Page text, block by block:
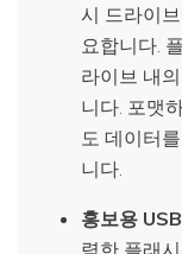
시 드라이
요합니다.
라이브 내
니다. 포맷
도 데이터
니다.
홍보용
렴한 플래